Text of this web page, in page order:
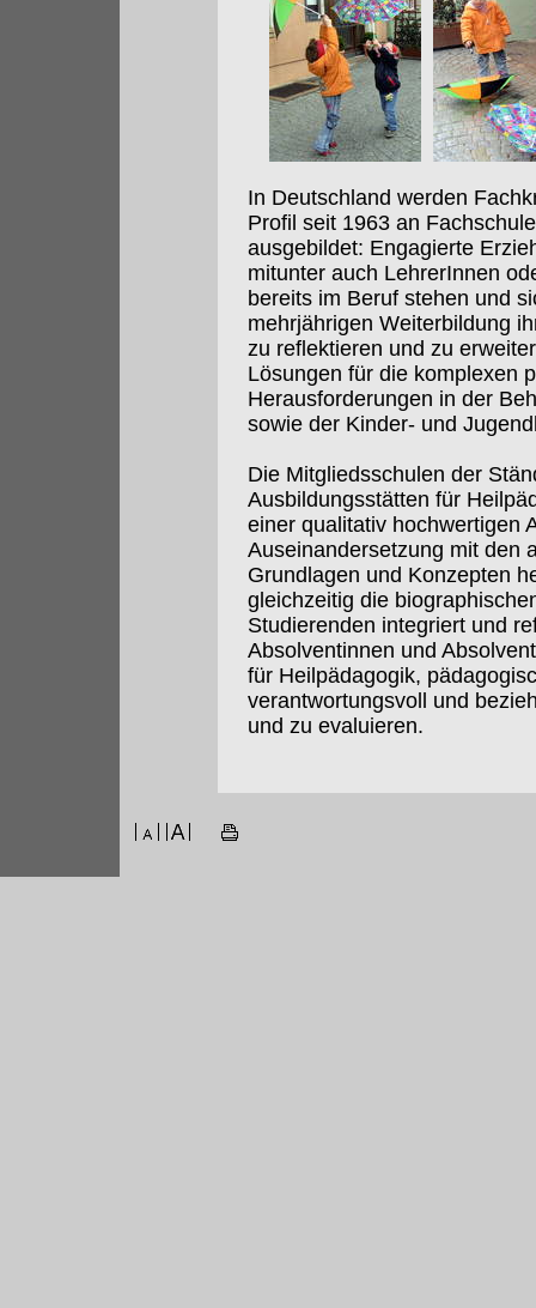
In Deutschland werden
Profil seit 1963 an
ausgebildet: Engagierte
mitunter auch LehrerInnen
bereits im Beruf stehen und
mehrjährigen Weiterbildung
zu reflektieren und zu
Lösungen für die komplexen
Herausforderungen in der
sowie der Kinder- und
Die Mitgliedsschulen der
Ausbildungsstätten für
einer qualitativ hochwertigen
Auseinandersetzung mit den
Grundlagen und Konzepten
gleichzeitig die
Studierenden integriert und
Absolventinnen und
für Heilpädagogik,
verantwortungsvoll und
und zu evaluieren.